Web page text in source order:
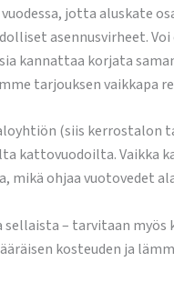
jotta aluskate
asennusvirheet.
kannattaa korjata
tarjouksen vaikkapa
(siis kerrostalon
kattovuodoilta. Vaikka
mikä ohjaa vuotovedet
– tarvitaan
kosteuden ja